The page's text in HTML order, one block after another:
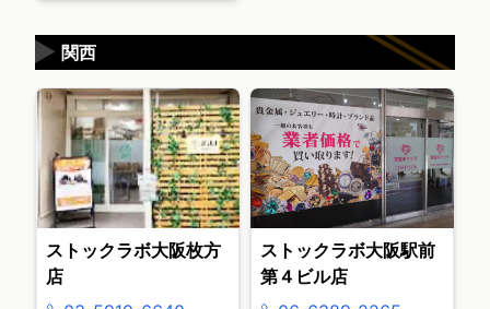
関西
▶
ストックラボ大阪枚方
店
ストックラボ大阪駅前
第４ビル店